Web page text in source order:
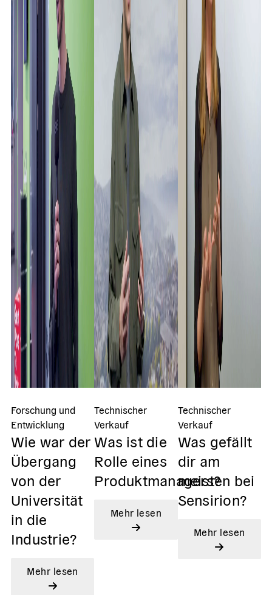
Forschung und
Entwicklung
Wie war der
Übergang
von der
Universität
in die
Industrie?
Mehr lesen
Technischer
Verkauf
Was ist die
Rolle eines
Produktmanagers?
Mehr lesen
Technischer
Verkauf
Was gefällt
dir am
meisten bei
Sensirion?
Mehr lesen